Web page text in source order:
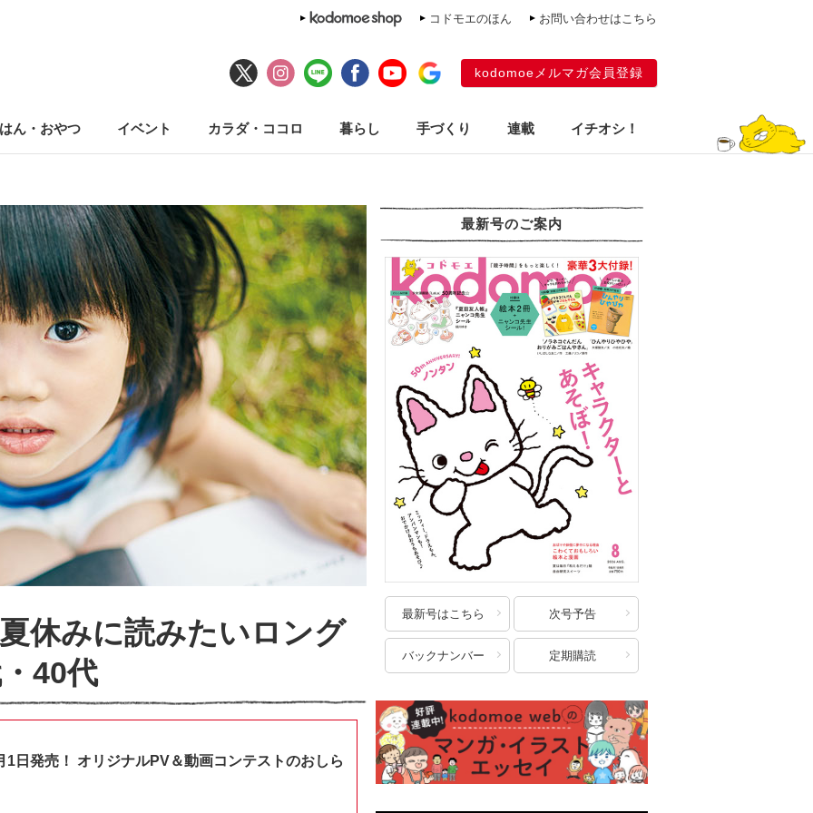
コドモエのほん お問い合わせはこちら
kodomoeメルマガ会員登録
ん・おやつ イベント カラダ・ココロ 暮らし 手づくり 連載 イチオシ！
休みに読みたいロング
40代
1日発売！ オリジナルPV＆動画コンテストのおしら
最新号のご案内
最新号はこちら 次号予告
バックナンバー 定期購読